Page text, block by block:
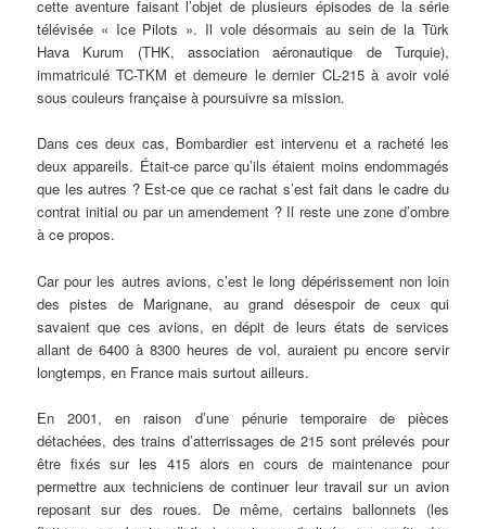
cette aventure faisant l’objet de plusieurs épisodes de la série
télévisée « Ice Pilots ». Il vole désormais au sein de la Türk
Hava Kurum (THK, association aéronautique de Turquie),
immatriculé TC-TKM et demeure le dernier CL-215 à avoir volé
sous couleurs française à poursuivre sa mission.
Dans ces deux cas, Bombardier est intervenu et a racheté les
deux appareils. Était-ce parce qu’ils étaient moins endommagés
que les autres ? Est-ce que ce rachat s’est fait dans le cadre du
contrat initial ou par un amendement ? Il reste une zone d’ombre
à ce propos.
Car pour les autres avions, c’est le long dépérissement non loin
des pistes de Marignane, au grand désespoir de ceux qui
savaient que ces avions, en dépit de leurs états de services
allant de 6400 à 8300 heures de vol, auraient pu encore servir
longtemps, en France mais surtout ailleurs.
En 2001, en raison d’une pénurie temporaire de pièces
détachées, des trains d’atterrissages de 215 sont prélevés pour
être fixés sur les 415 alors en cours de maintenance pour
permettre aux techniciens de continuer leur travail sur un avion
reposant sur des roues. De même, certains ballonnets (les